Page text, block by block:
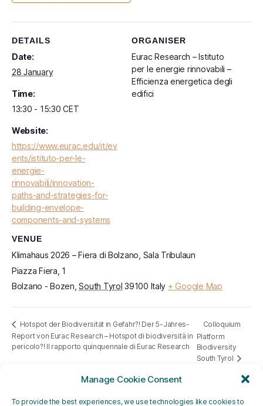
Manage Cookie Consent
To provide the best experiences, we use technologies like cookies to
DETAILS
Date:
28 January
Time:
13:30 - 15:30CET
Website:
https://www.eurac.edu/it/ev
ents/istituto-per-le-
energie-
rinnovabili/innovation-
paths-and-strategies-for-
building-envelope-
components-and-systems
VENUE
Klimahaus 2026 – Fiera di Bolzano, Sala Tribulaun
Piazza Fiera, 1
Bolzano - Bozen South Tyrol 39100 Italy + Google Map
ORGANISER
Eurac Research – Istituto
per le energie rinnovabili –
Efficienza energetica degli
edifici
Hotspot der Biodiversität in Gefahr?! Der 5-Jahres-
Report von Eurac Research – Hotspot di biodiversità in
pericolo?! Il rapporto quinquennale di Eurac Research
Colloquium
Platform
Biodiversity
South Tyrol